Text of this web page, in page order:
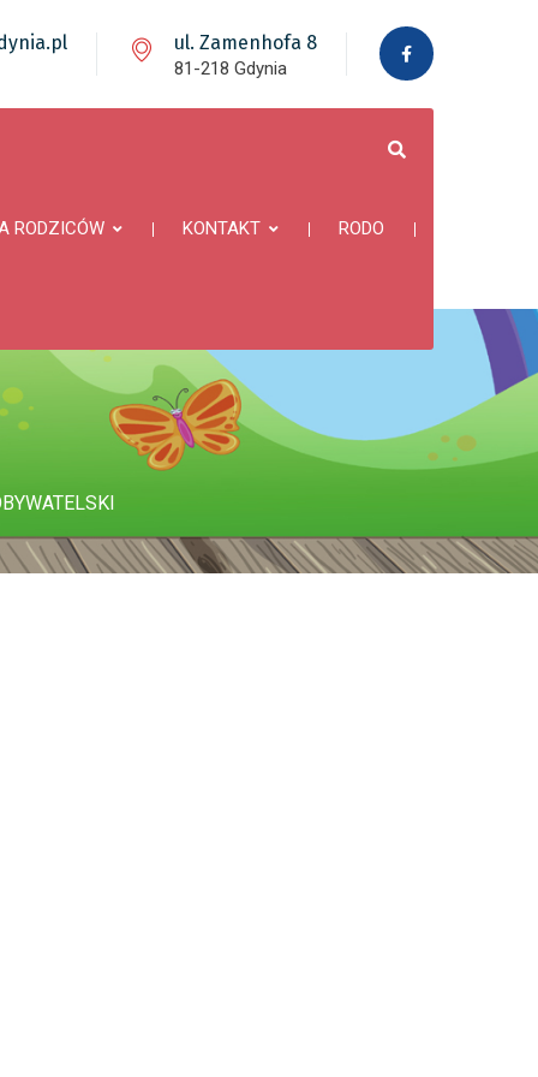
ul. Zamenhofa 8
81-218 Gdynia
RODZICÓW KONTAKT RODO